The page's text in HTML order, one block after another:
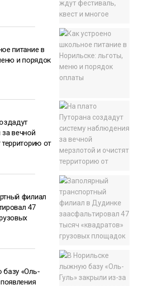
питание в
и порядок
вечной
от
филиал
47
«Оль-